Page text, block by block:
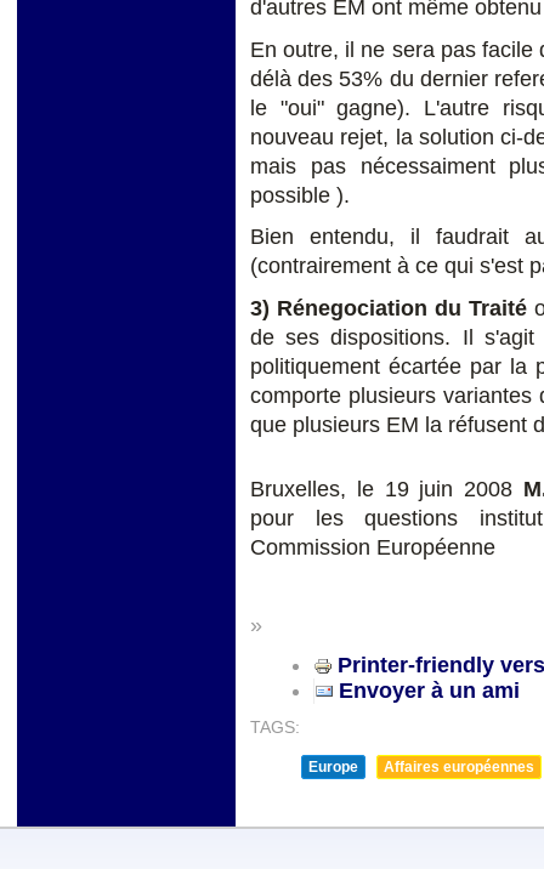
d'autres EM ont même
En outre, il ne sera pas
délà des 53% du dernier
le "oui" gagne). L'autre
nouveau rejet, la solution ci-
mais pas nécessaiment
possible ).
Bien entendu, il faudrait
(contrairement à ce qui s'est
3) Rénegociation du Traité
de ses dispositions. Il s'agit
politiquement écartée par la
comporte plusieurs variantes
que plusieurs EM la réfusent
Bruxelles, le 19 juin 2008
pour les questions
Commission Européenne
»
Printer-friendly
Envoyer à un ami
TAGS:
Europe Affaires européennes